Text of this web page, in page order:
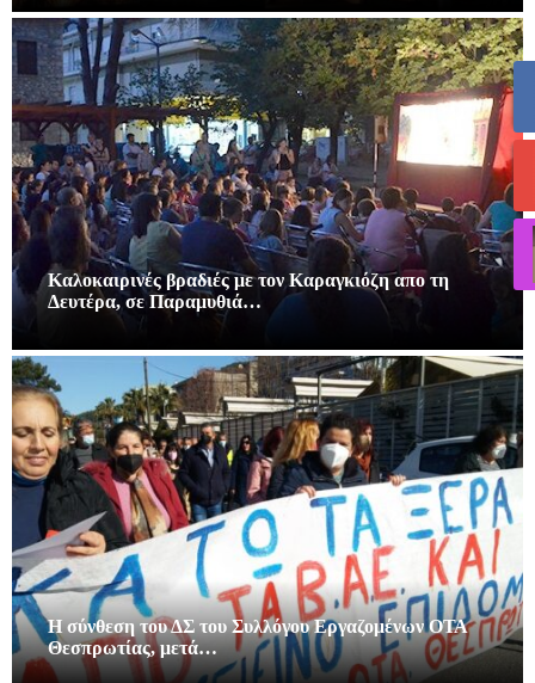
Καλοκαιρινές βραδιές με τον Καραγκιόζη απο τη
Δευτέρα, σε Παραμυθιά…
Η σύνθεση του ΔΣ του Συλλόγου Εργαζομένων ΟΤΑ
Θεσπρωτίας, μετά…